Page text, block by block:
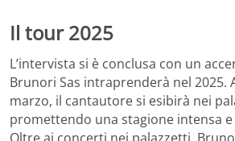
Il tour 2025
L’intervista si è conclusa con un
Brunori Sas intraprenderà nel 2025.
marzo, il cantautore si esibirà nei
promettendo una stagione intensa